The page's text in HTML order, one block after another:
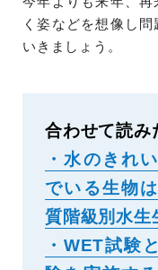
く姿などを想像し
いきましょう。
合わせて読み
・水のきれ
でいる生物
質階級別水生
・WET試験